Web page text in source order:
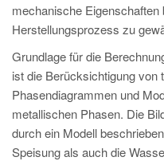
KO
mechanische
Herstellungsprozess zu
Grundlage für die
ist die Berücksichtigung von
Phasendiagrammen und
metallischen Phasen. Die
durch ein Modell
Speisung als auch die